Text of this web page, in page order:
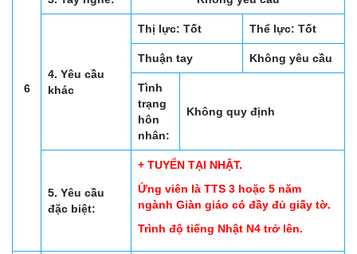
6
4. Yêu cầu
khác
Thị lực: Tốt Thể lực: Tốt
Thuận tay Không yêu cầu
Tình
trạng
hôn
nhân:
Không quy định
5. Yêu cầu
đặc biệt:
+ TUYỂN TẠI NHẬT.
Ứng viên là TTS 3 hoặc 5 năm
ngành Giàn giáo có đầy đủ giấy tờ.
Trình độ tiếng Nhật N4 trở lên.